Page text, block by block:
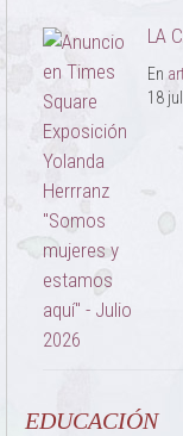
LA
En
18
EDUCACIÓN